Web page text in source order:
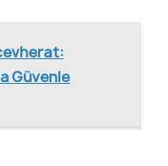
Güvenle